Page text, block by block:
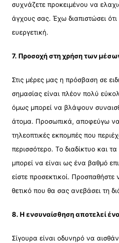
συχνάζετε προκειμένου να
άγχους σας. Έχω διαπιστώσει
ευεργετική.
7. Προσοχή στη χρήση των
Στις μέρες μας η πρόσβαση σε
σημασίας είναι πλέον πολύ
όμως μπορεί να βλάψουν
άτομα. Προσωπικά, αποφεύγω
τηλεοπτικές εκπομπές που
περισσότερο. Το διαδίκτυο και
μπορεί να είναι ως ένα βαθμό
είστε προσεκτικοί. Προσπαθήστε
θετικό που θα σας ανεβάσει τη
8. Η ενσυναίσθηση αποτελεί
Σίγουρα είναι οδυνηρό να